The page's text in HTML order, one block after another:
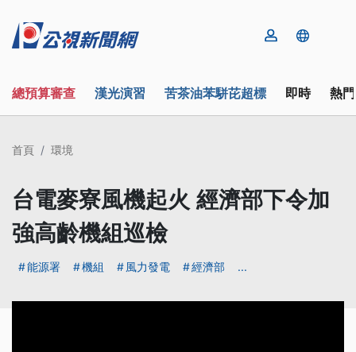
總預算審查 漢光演習 苦茶油苯駢芘超標 即時 熱
首頁 環境
台電麥寮風機起火 經濟部下令加
強高齡機組巡檢
能源署 機組 風力發電 經濟部 ...